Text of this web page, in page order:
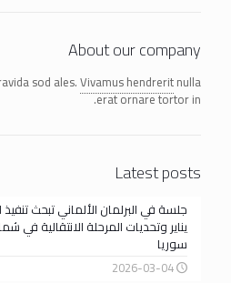
About our company
sod ales.Vivamus hendreritnulla
erat ornare tortor in.
Latest posts
يناير وتحديات المرحلة الانتقالية في
سوريا
2026-03-04